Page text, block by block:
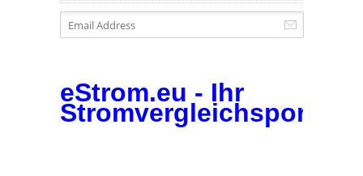
eStrom.eu - Ihr
Stromvergleichsportal